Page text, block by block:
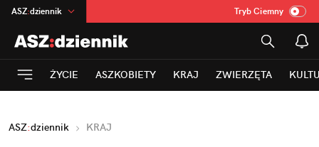
ASZ:dziennik
na:Temat
INN:Poland
mama
Rozrywka
Tryb Ciemny
ŻYCIE ASZKOBIETY KRAJ ZWIERZĘTA
ASZ:dziennik KRAJ